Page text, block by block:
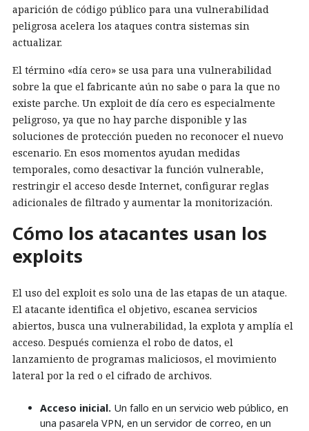
aparición de código público para una vulnerabilidad
peligrosa acelera los ataques contra sistemas sin
actualizar.
El término «día cero» se usa para una vulnerabilidad
sobre la que el fabricante aún no sabe o para la que no
existe parche. Un exploit de día cero es especialmente
peligroso, ya que no hay parche disponible y las
soluciones de protección pueden no reconocer el nuevo
escenario. En esos momentos ayudan medidas
temporales, como desactivar la función vulnerable,
restringir el acceso desde Internet, configurar reglas
adicionales de filtrado y aumentar la monitorización.
Cómo los atacantes usan los
exploits
El uso del exploit es solo una de las etapas de un ataque.
El atacante identifica el objetivo, escanea servicios
abiertos, busca una vulnerabilidad, la explota y amplía el
acceso. Después comienza el robo de datos, el
lanzamiento de programas maliciosos, el movimiento
lateral por la red o el cifrado de archivos.
Acceso inicial. Un fallo en un servicio web público, en
una pasarela VPN, en un servidor de correo, en un